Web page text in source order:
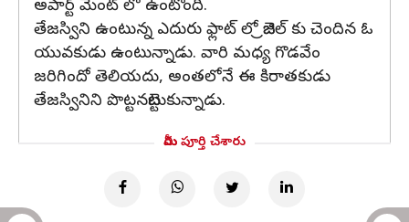
అపార్ట్ మెంట్ లో ఉంటోంది.
తేజస్విని ఉంటున్న ఎదురు ఫ్లాట్ లో బ్రెజిల్ కు చెందిన ఓ
యువకుడు ఉంటున్నాడు. వారి మధ్య గొడవేం
జరిగిందో తెలియదు, అంతలోనే ఈ కిరాతకుడు
తేజస్వినిని పొట్టనబెట్టుకున్నాడు.
మీరు పూర్తి చేశారు